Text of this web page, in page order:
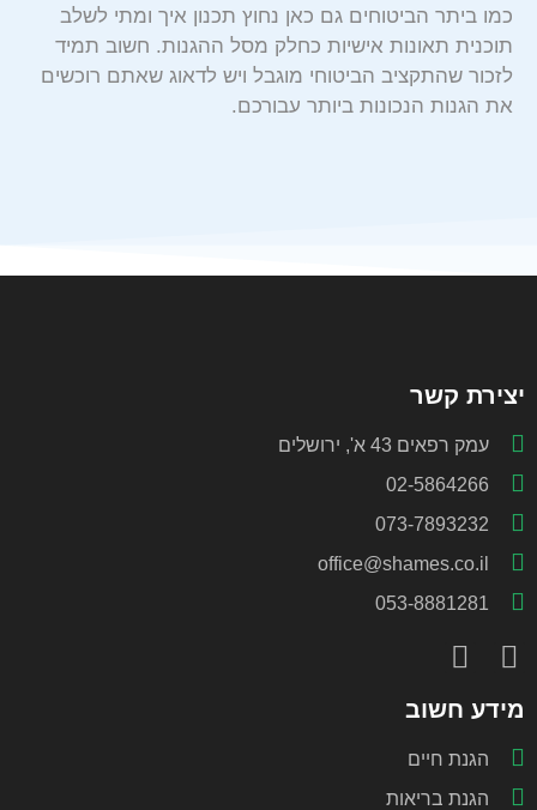
כמו ביתר הביטוחים גם כאן נחוץ תכנון איך ומתי לשלב
תוכנית תאונות אישיות כחלק מסל ההגנות. חשוב תמיד
לזכור שהתקציב הביטוחי מוגבל ויש לדאוג שאתם רוכשים
את הגנות הנכונות ביותר עבורכם.
יצירת קשר
עמק רפאים 43 א', ירושלים
02-5864266
073-7893232
office@shames.co.il
053-8881281
מידע חשוב
הגנת חיים
הגנת בריאות